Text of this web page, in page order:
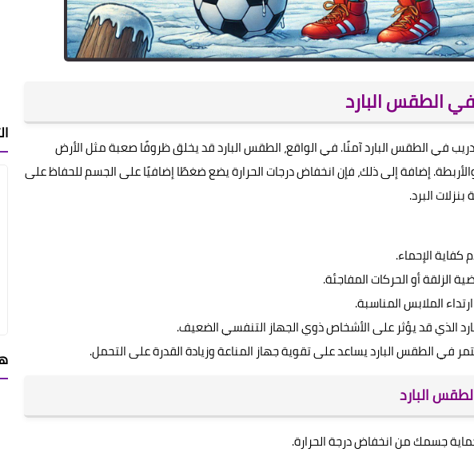
الطقس البارد
في الطقس البارد آمنًا. في الواقع، الطقس البارد قد يخلق ظروفًا صعبة مثل الأرض
إضافة إلى ذلك، فإن انخفاض درجات الحرارة يضع ضغطًا إضافيًا على الجسم للحفاظ على
البرد.
الإحماء.
الزلقة أو الحركات المفاجئة.
الملابس المناسبة.
الذي قد يؤثر على الأشخاص ذوي الجهاز التنفسي الضعيف.
في الطقس البارد يساعد على تقوية جهاز المناعة وزيادة القدرة على التحمل.
البارد
جسمك من انخفاض درجة الحرارة.